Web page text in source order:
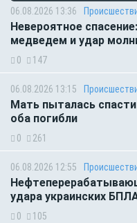
06.08.2026 13:36
Невероятное
медведем и удар
0 147
06.08.2026 13:15
Мать пыталась
оба погибли
0 261
06.08.2026 12:55
удара украинских
0 105